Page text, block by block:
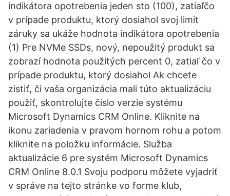
indikátora opotrebenia jeden sto (100), zatiaľčo
v prípade produktu, ktorý dosiahol svoj limit
záruky sa ukáže hodnota indikátora opotrebenia
(1) Pre NVMe SSDs, nový, nepoužitý produkt sa
zobrazí hodnota použitých percent 0, zatiaľ čo v
prípade produktu, ktorý dosiahol Ak chcete
zistiť, či vaša organizácia mali túto aktualizáciu
použiť, skontrolujte číslo verzie systému
Microsoft Dynamics CRM Online. Kliknite na
ikonu zariadenia v pravom hornom rohu a potom
kliknite na položku informácie. Služba
aktualizácie 6 pre systém Microsoft Dynamics
CRM Online 8.0.1 Svoju podporu môžete vyjadriť
v správe na tejto stránke vo forme klub,